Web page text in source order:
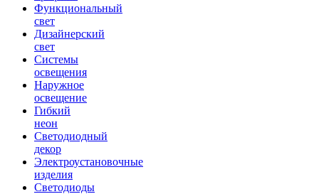
Функциональный
свет
Дизайнерский
свет
Системы
освещения
Наружное
освещение
Гибкий
неон
Светодиодный
декор
Электроустановочные
изделия
Светодиоды